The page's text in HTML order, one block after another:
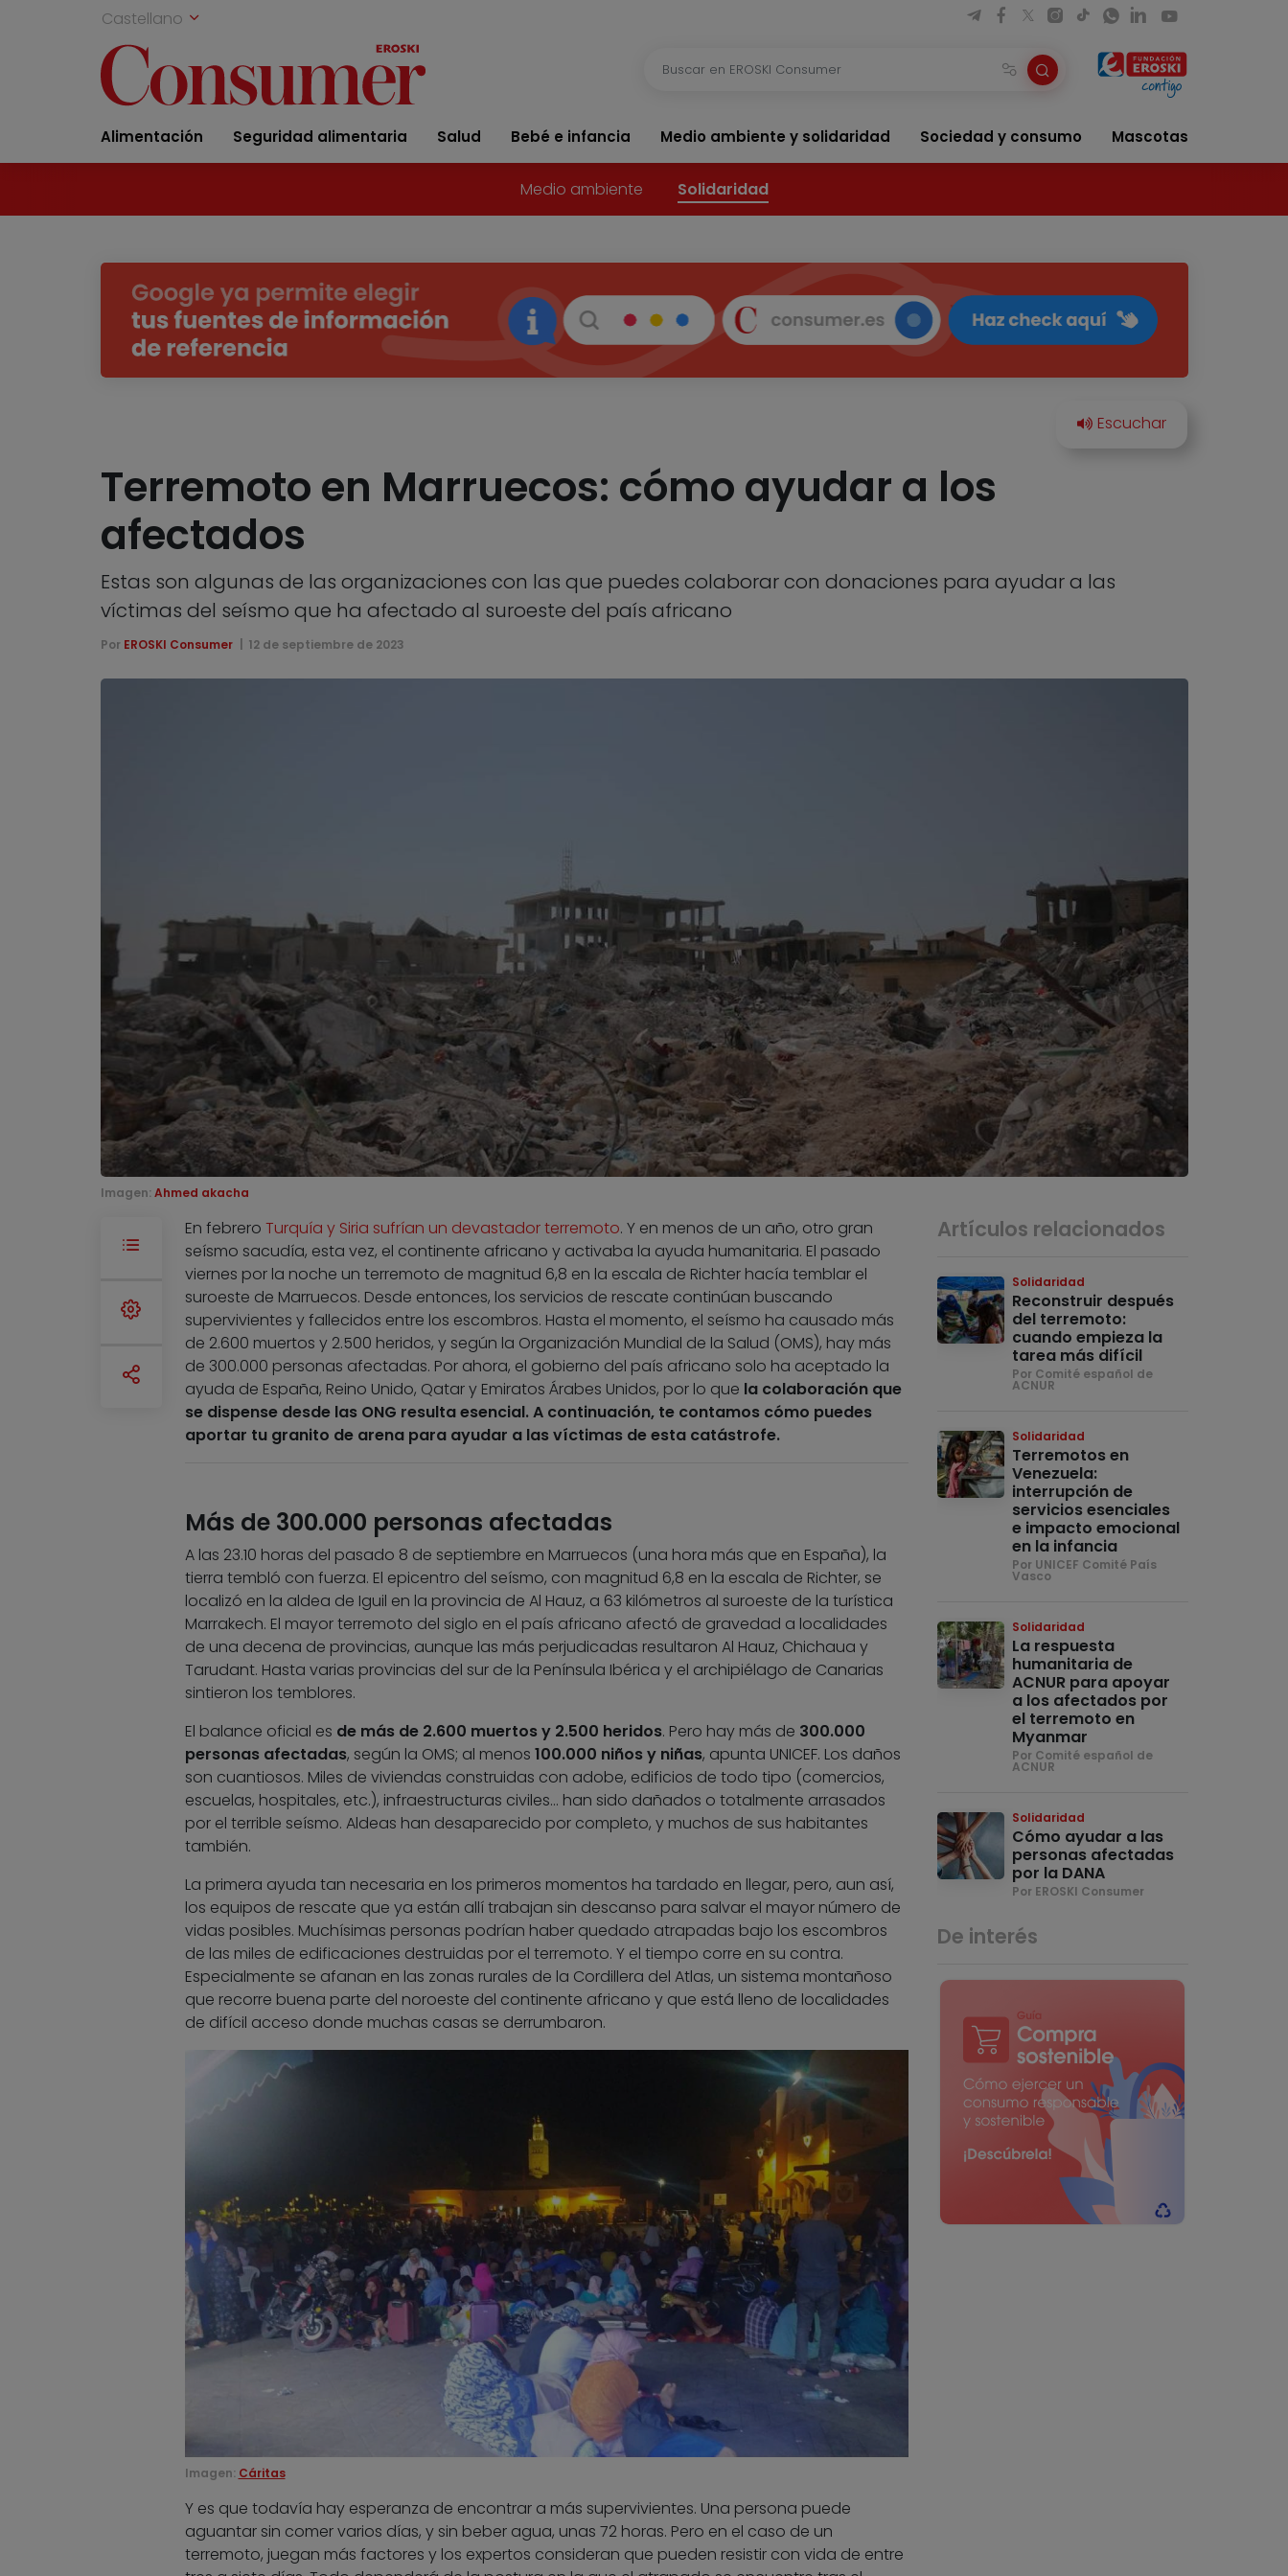
Castellano
Alimentación Seguridad alimentaria Salud Bebé e infancia Medio ambiente y solidaridad Sociedad y consumo Mascotas
Medio ambiente Solidaridad
Terremoto en Marruecos: cómo ayudar a los
afectados
Estas son algunas de las organizaciones con las que puedes colaborar con donaciones para ayudar a las
víctimas del seísmo que ha afectado al suroeste del país africano
Por EROSKI Consumer 12 de septiembre de 2023
Imagen: Ahmed akacha
En febrero Turquía y Siria sufrían un devastador terremoto. Y en menos de un año, otro gran
seísmo sacudía, esta vez, el continente africano y activaba la ayuda humanitaria. El pasado
viernes por la noche un terremoto de magnitud 6,8 en la escala de Richter hacía temblar el
suroeste de Marruecos. Desde entonces, los servicios de rescate continúan buscando
supervivientes y fallecidos entre los escombros. Hasta el momento, el seísmo ha causado más
de 2.600 muertos y 2.500 heridos, y según la Organización Mundial de la Salud (OMS), hay más
de 300.000 personas afectadas. Por ahora, el gobierno del país africano solo ha aceptado la
ayuda de España, Reino Unido, Qatar y Emiratos Árabes Unidos, por lo que la colaboración que
se dispense desde las ONG resulta esencial. A continuación, te contamos cómo puedes
aportar tu granito de arena para ayudar a las víctimas de esta catástrofe.
Más de 300.000 personas afectadas
A las 23.10 horas del pasado 8 de septiembre en Marruecos (una hora más que en España), la
tierra tembló con fuerza. El epicentro del seísmo, con magnitud 6,8 en la escala de Richter, se
localizó en la aldea de Iguil en la provincia de Al Hauz, a 63 kilómetros al suroeste de la turística
Marrakech. El mayor terremoto del siglo en el país africano afectó de gravedad a localidades
de una decena de provincias, aunque las más perjudicadas resultaron Al Hauz, Chichaua y
Tarudant. Hasta varias provincias del sur de la Península Ibérica y el archipiélago de Canarias
sintieron los temblores.
El balance oficial es de más de 2.600 muertos y 2.500 heridos. Pero hay más de 300.000
personas afectadas, según la OMS; al menos 100.000 niños y niñas, apunta UNICEF. Los daños
son cuantiosos. Miles de viviendas construidas con adobe, edificios de todo tipo (comercios,
escuelas, hospitales, etc.), infraestructuras civiles… han sido dañados o totalmente arrasados
por el terrible seísmo. Aldeas han desaparecido por completo, y muchos de sus habitantes
también.
La primera ayuda tan necesaria en los primeros momentos ha tardado en llegar, pero, aun así,
los equipos de rescate que ya están allí trabajan sin descanso para salvar el mayor número de
vidas posibles. Muchísimas personas podrían haber quedado atrapadas bajo los escombros
de las miles de edificaciones destruidas por el terremoto. Y el tiempo corre en su contra.
Especialmente se afanan en las zonas rurales de la Cordillera del Atlas, un sistema montañoso
que recorre buena parte del noroeste del continente africano y que está lleno de localidades
de difícil acceso donde muchas casas se derrumbaron.
Imagen: Cáritas
Y es que todavía hay esperanza de encontrar a más supervivientes. Una persona puede
aguantar sin comer varios días, y sin beber agua, unas 72 horas. Pero en el caso de un
terremoto, juegan más factores y los expertos consideran que pueden resistir con vida de entre
Artículos relacionados
Solidaridad
Reconstruir después
del terremoto:
cuando empieza la
tarea más difícil
Por Comité español de
ACNUR
Solidaridad
Terremotos en
Venezuela:
interrupción de
servicios esenciales
e impacto emocional
en la infancia
Por UNICEF Comité País
Vasco
Solidaridad
La respuesta
humanitaria de
ACNUR para apoyar
a los afectados por
el terremoto en
Myanmar
Por Comité español de
ACNUR
Solidaridad
Cómo ayudar a las
personas afectadas
por la DANA
Por EROSKI Consumer
De interés